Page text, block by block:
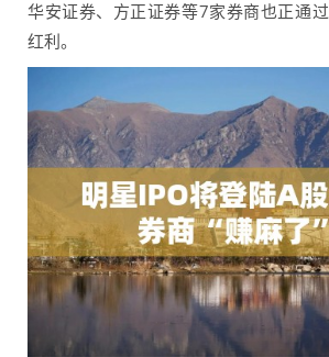
华安证券、方正证券等7家券商也正通
红利。